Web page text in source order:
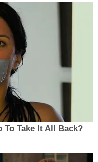
To Take It All Back?